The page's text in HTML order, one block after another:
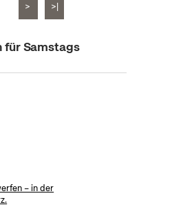
> >|
für Samstags
– in der